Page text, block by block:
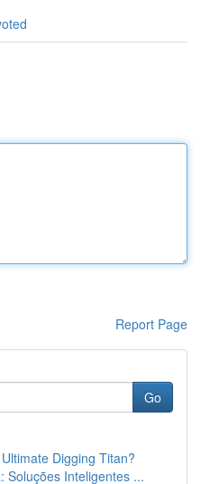
Report Page
Go
Digging Titan?
Soluções Inteligentes ...